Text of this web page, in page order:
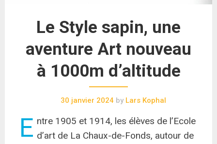
Le Style sapin, une
aventure Art nouveau
à 1000m d’altitude
30 janvier 2024 by Lars Kophal
E ntre 1905 et 1914, les élèves de l’Ecole
d’art de La Chaux-de-Fonds, autour de